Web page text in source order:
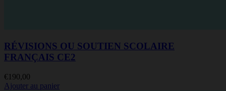
RÉVISIONS OU SOUTIEN SCOLAIRE
FRANÇAIS CE2
€ 190,00
Ajouter au panier